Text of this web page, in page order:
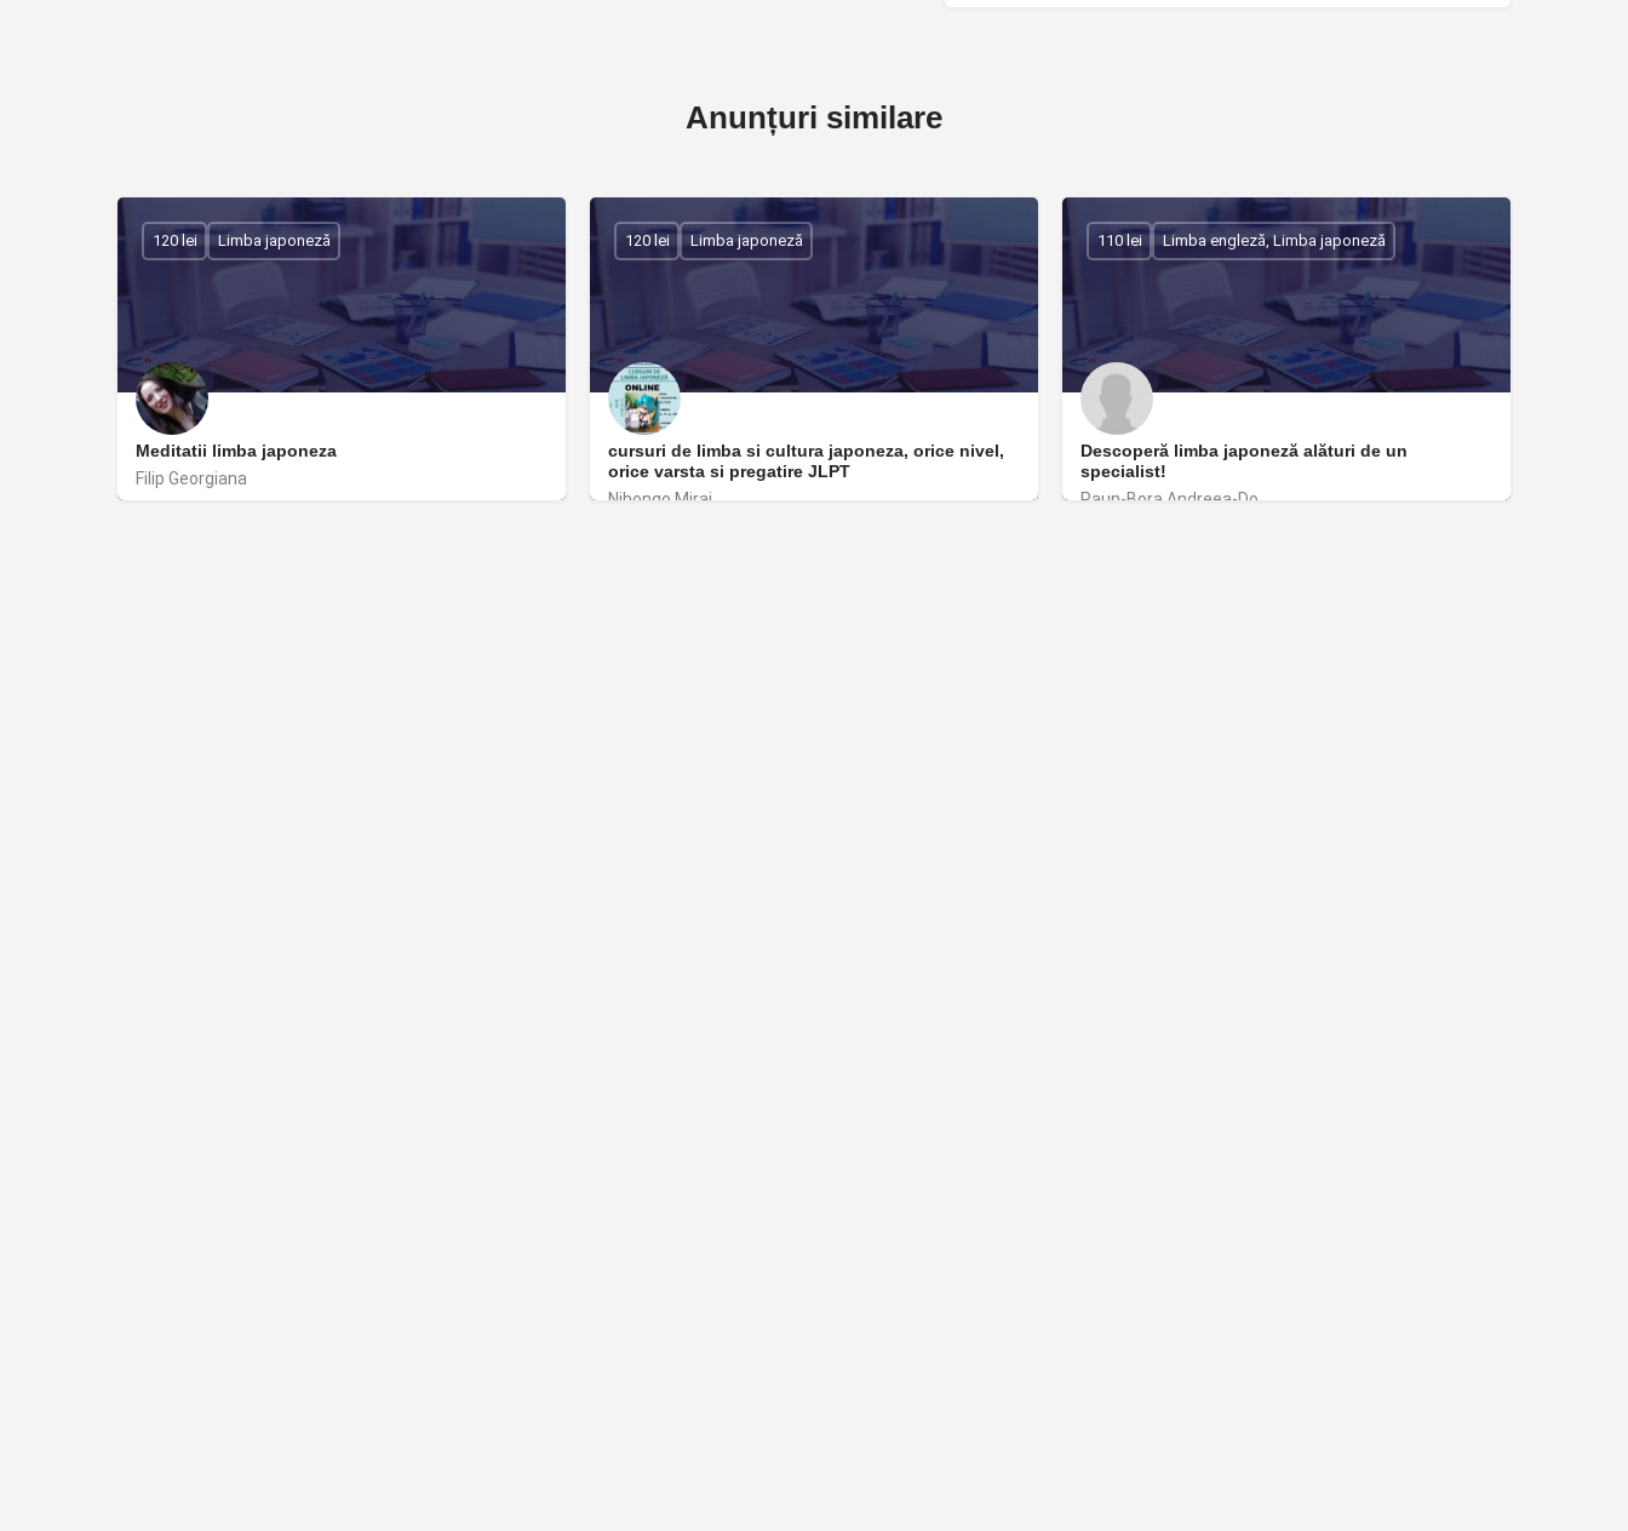
Anunțuri similare
Meditatii limba japoneza
Filip Georgiana
120 lei Limba japoneză
cursuri de limba si cultura japoneza, orice nivel,
orice varsta si pregatire JLPT
Nihongo Mirai
120 lei Limba japoneză
Descoperă limba japoneză alături de un
specialist!
Paun-Bora Andreea-Do
110 lei Limba engleză, Limba japoneză